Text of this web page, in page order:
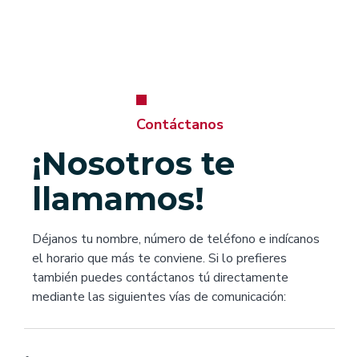
Contáctanos
¡Nosotros te
llamamos!
Déjanos tu nombre, número de teléfono e indícanos
el horario que más te conviene. Si lo prefieres
también puedes contáctanos tú directamente
mediante las siguientes vías de comunicación: